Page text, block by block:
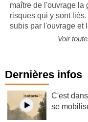
maître de l'ouvrage la
risques qui y sont
subis par l'ouvrage et
Voir
Dernières infos
C'est
se